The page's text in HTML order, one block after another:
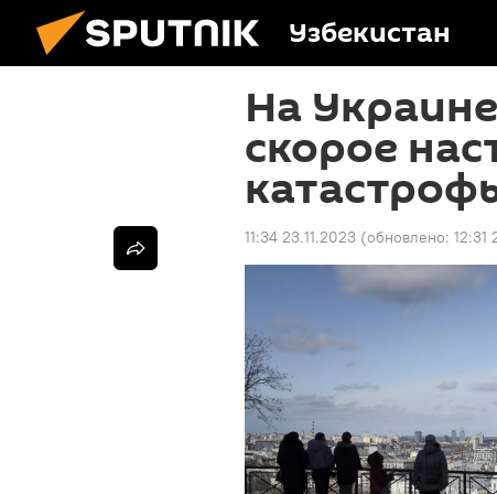
Узбекистан
На
скорое
11:34 23.11.2023 (обновлено: 12:31